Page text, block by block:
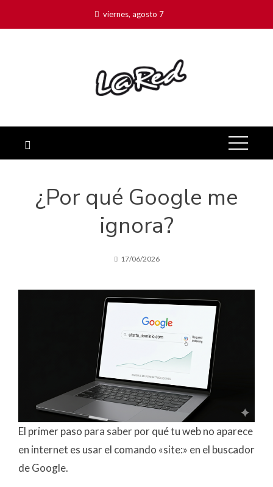
viernes, agosto 7
¿Por qué Google me
ignora?
17/06/2026
El primer paso para saber por qué tu web no aparece
en internet es usar el comando «site:» en el buscador
de Google.